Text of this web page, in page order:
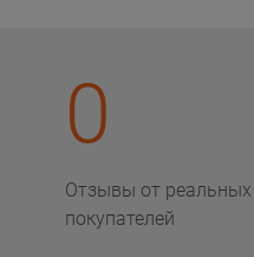
0
Отзывы от реальных
покупателей